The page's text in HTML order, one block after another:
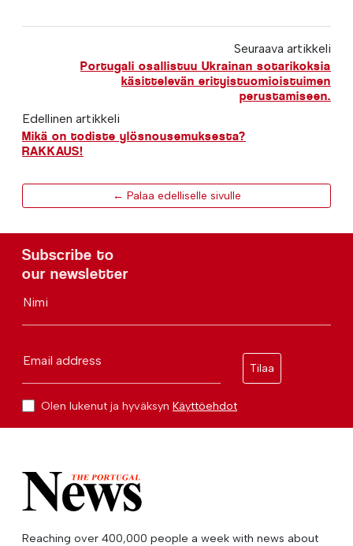
Seuraava artikkeli
Portugali osallistuu Ukrainan sotarikoksia
käsittelevän erityistuomioistuimen
perustamiseen.
Edellinen artikkeli
Mikä on todiste ylösnousemuksesta?
RAKKAUS!
← Palaa edelliselle sivulle
Subscribe to
our newsletter
Nimi
Email address
Tilaa
Olen lukenut ja hyväksyn Käyttöehdot
Reaching over 400,000 people a week with news about